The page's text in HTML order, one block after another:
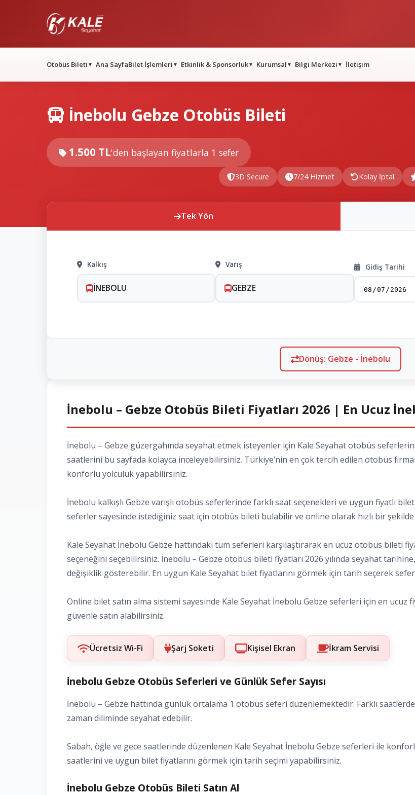
Otobüs Bileti ▼ Ana SayfaBilet İşlemleri ▼ Etkinlik & Sponsorluk▼ Kurumsal ▼ Bilgi Merkezi ▼ İletişim
İnebolu Gebze Otobüs Bileti
1.500 TL'den başlayan fiyatlarla 1 sefer
3D Secure 7/24 Hizmet Kolay İptal
Tek Yön
Kalkış
İNEBOLU
Varış
GEBZE
Gidiş Tarihi
Dönüş: Gebze - İnebolu
İnebolu – Gebze Otobüs Bileti Fiyatları 2026 | En Ucuz
İnebolu – Gebze güzergahında seyahat etmek isteyenler için Kale Seyahat otobüs
saatlerini bu sayfada kolayca inceleyebilirsiniz. Türkiye’nin en çok tercih edilen otobüs
konforlu yolculuk yapabilirsiniz.
İnebolu kalkışlı Gebze varışlı otobüs seferlerinde farklı saat seçenekleri ve uygun fiyatlı
seferler sayesinde istediğiniz saat için otobüs bileti bulabilir ve online olarak hızlı bir
Kale Seyahat İnebolu Gebze hattındaki tüm seferleri karşılaştırarak en ucuz otobüs bileti
seçeneğini seçebilirsiniz. İnebolu – Gebze otobüs bileti fiyatları 2026 yılında seyahat
değişiklik gösterebilir. En uygun Kale Seyahat bilet fiyatlarını görmek için tarih seçerek
Online bilet satın alma sistemi sayesinde Kale Seyahat İnebolu Gebze seferleri için en ucuz
güvenle satın alabilirsiniz.
Ücretsiz Wi-Fi Şarj Soketi Kişisel Ekran İkram Servisi
İnebolu Gebze Otobüs Seferleri ve Günlük Sefer Sayısı
İnebolu – Gebze hattında günlük ortalama 1 otobüs seferi düzenlemektedir. Farklı
zaman diliminde seyahat edebilir.
Sabah, öğle ve gece saatlerinde düzenlenen Kale Seyahat İnebolu Gebze seferleri ile
saatlerini ve uygun bilet fiyatlarını görmek için tarih seçimi yapabilirsiniz.
İnebolu Gebze Otobüs Bileti Satın Al